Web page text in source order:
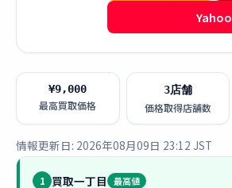
Yahoo
¥9,000
最高買取価格
3店舗
価格取得店舗数
情報更新日: 2026年08月09日 23:12 JST
1 買取一丁目 最高値